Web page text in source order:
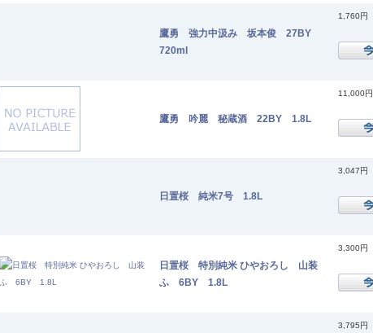
鷹勇 強力中汲み 坂本俊 27BY
720ml
1,760円
鷹勇 吟麗 秘蔵酒 22BY 1.8L
11,000円
日置桜 純米7号 1.8L
3,047円
日置桜 特別純米 ひやおろし 山装
ふ 6BY 1.8L
3,300円
3,795円